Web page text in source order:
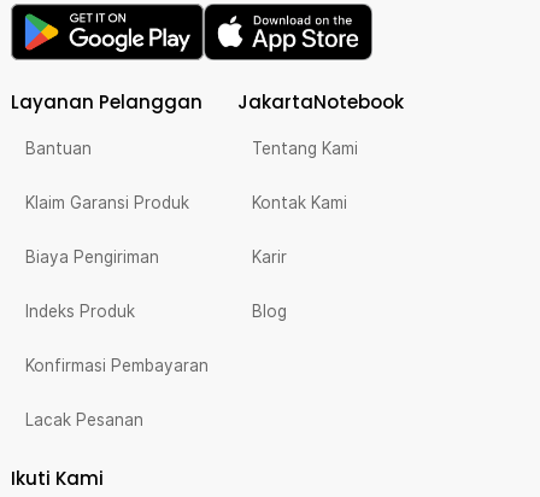
Layanan Pelanggan
Bantuan
Klaim Garansi Produk
Biaya Pengiriman
Indeks Produk
Konfirmasi Pembayaran
Lacak Pesanan
JakartaNotebook
Tentang Kami
Kontak Kami
Karir
Blog
Ikuti Kami